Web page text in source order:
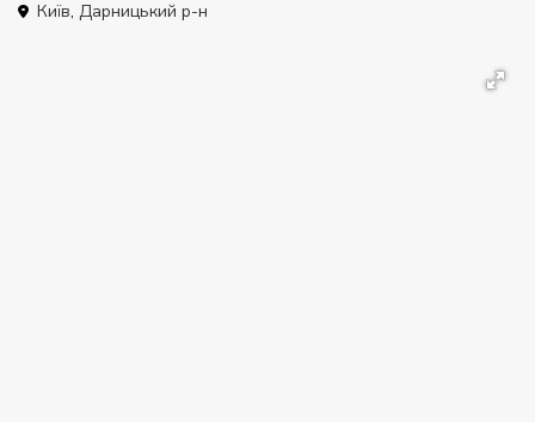
Київ, Дарницький р-н